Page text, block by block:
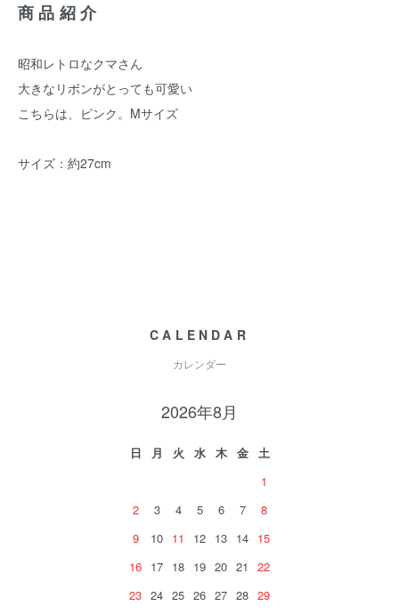
商品紹介
昭和レトロなクマさん
大きなリボンがとっても可愛い
こちらは、ピンク。Mサイズ
サイズ：約27cm
CALENDAR
カレンダー
2026年8月
日 月 火 水 木 金
土
1
2
3 4 5 6 7
8
9
10 11 12 13 14 15
16 17 18 19 20 21
22
23 24 25 26 27 28 29